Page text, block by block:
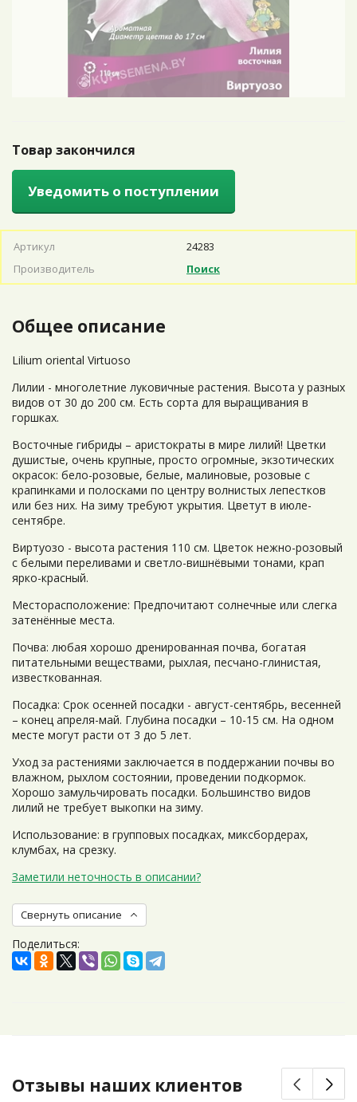
Товар закончился
Уведомить о поступлении
Артикул
24283
Производитель
Поиск
Общее описание
Lilium oriental Virtuoso
Лилии - многолетние луковичные растения. Высота у разных
видов от 30 до 200 см. Есть сорта для выращивания в
горшках.
Восточные гибриды – аристократы в мире лилий! Цветки
душистые, очень крупные, просто огромные, экзотических
окрасок: бело-розовые, белые, малиновые, розовые с
крапинками и полосками по центру волнистых лепестков
или без них. На зиму требуют укрытия. Цветут в июле-
сентябре.
Виртуозо - высота растения 110 см. Цветок нежно-розовый
с белыми переливами и светло-вишнёвыми тонами, крап
ярко-красный.
Месторасположение: Предпочитают солнечные или слегка
затенённые места.
Почва: любая хорошо дренированная почва, богатая
питательными веществами, рыхлая, песчано-глинистая,
известкованная.
Посадка: Срок осенней посадки - август-сентябрь, весенней
– конец апреля-май. Глубина посадки – 10-15 см. На одном
месте могут расти от 3 до 5 лет.
Уход за растениями заключается в поддержании почвы во
влажном, рыхлом состоянии, проведении подкормок.
Хорошо замульчировать посадки. Большинство видов
лилий не требует выкопки на зиму.
Использование: в групповых посадках, миксбордерах,
клумбах, на срезку.
Заметили неточность в описании?
Свернуть описание
Поделиться:
Отзывы наших клиентов